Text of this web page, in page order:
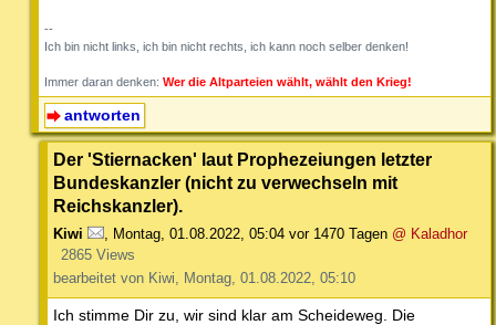
--
Ich bin nicht links, ich bin nicht rechts, ich kann noch selber denken!
Immer daran denken: Wer die Altparteien wählt, wählt den Krieg!
antworten
Der 'Stiernacken' laut Prophezeiungen letzter
Bundeskanzler (nicht zu verwechseln mit
Reichskanzler).
Kiwi Montag, 01.08.2022, 05:04 vor 1470 Tagen @ Kaladhor
2865 Views
bearbeitet von Kiwi, Montag, 01.08.2022, 05:10
Ich stimme Dir zu, wir sind klar am Scheideweg. Die